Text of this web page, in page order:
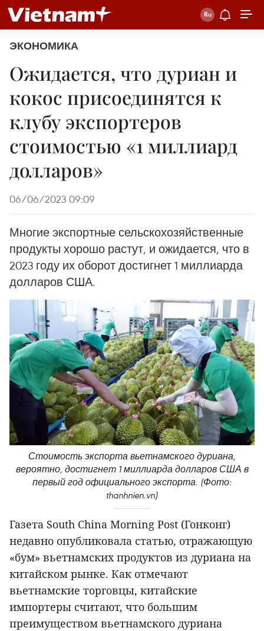
ЭКОНОМИКА
Ожидается, что дуриан и
кокос присоединятся к
клубу экспортеров
стоимостью «1 миллиард
долларов»
06/06/2023 09:09
Многие экспортные сельскохозяйственные
продукты хорошо растут, и ожидается, что в
2023 году их оборот достигнет 1 миллиарда
долларов США.
Стоимость экспорта вьетнамского дуриана,
вероятно, достигнет 1 миллиарда долларов США в
первый год официального экспорта. (Фото:
thanhnien.vn)
Газета South China Morning Post (Гонконг)
недавно опубликовала статью, отражающую
«бум» вьетнамских продуктов из дуриана на
китайском рынке. Как отмечают
вьетнамские торговцы, китайские
импортеры считают, что большим
преимуществом вьетнамского дуриана